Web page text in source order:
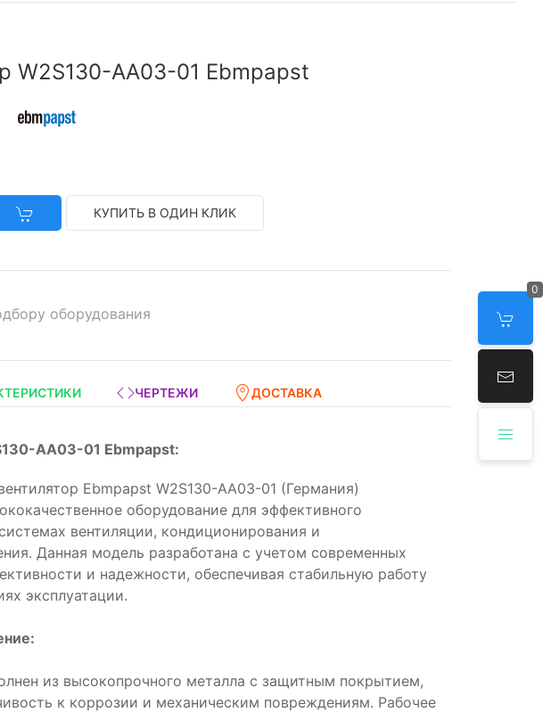
0
W2S130-AA03-01 Ebmpapst
КУПИТЬ В ОДИН КЛИК
оборудования
ЧЕРТЕЖИ ДОСТАВКА
AA03-01 Ebmpapst:
Ebmpapst W2S130-AA03-01 (Германия)
оборудование для эффективного
вентиляции, кондиционирования и
Данная модель разработана с учетом современных
и надежности, обеспечивая стабильную работу
эксплуатации.
из высокопрочного металла с защитным покрытием,
к коррозии и механическим повреждениям. Рабочее